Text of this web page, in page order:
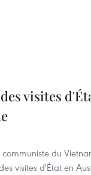
visites
du
visites d'État en